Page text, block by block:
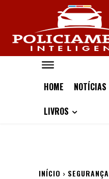
HOME NOTÍCIAS
LIVROS
INÍCIO